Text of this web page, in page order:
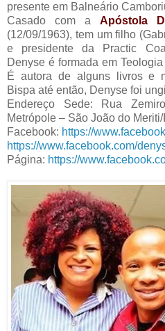
presente em Balneário
Casado com a Apóstola
(12/09/1963), tem um filho
e presidente da Practic
Denyse é formada em
É autora de alguns livros e
Bispa até então, Denyse foi
Endereço Sede: Rua
Metrópole – São João do Meriti/
Facebook: https://
https://www.facebook.com/
Página: https://